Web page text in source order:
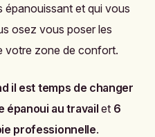
et qui vous
osez vous poser les
votre zone de confort.
il est temps de changer
épanoui au travail et 6
professionnelle.